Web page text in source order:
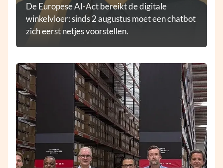
De Europese AI-Act bereikt de digitale
winkelvloer: sinds 2 augustus moet een chatbot
zich eerst netjes voorstellen.